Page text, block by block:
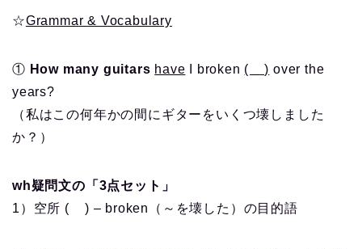
☆Grammar & Vocabulary
① How many guitars have I broken ( ) over the
years?
（私はこの何年かの間にギターをいくつ壊しました
か？）
wh疑問文の「3点セット」
1）空所 ( ) – broken（～を壊した）の目的語